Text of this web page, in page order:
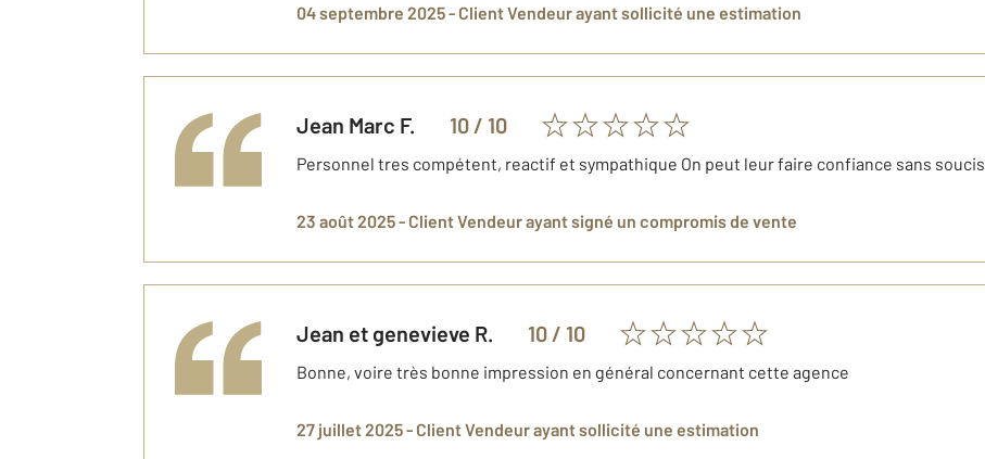
04 septembre 2025 - Client Vendeurayant sollicité une estimation
Jean Marc F. 10 / 10
Personnel tres compétent, reactif et sympathique On peut leur faire confiance sans soucis
23 août 2025 - Client Vendeurayant signé un compromis de vente
Jean et genevieve R. 10 / 10
Bonne, voire très bonne impression en général concernant cette agence
27 juillet 2025 - Client Vendeurayant sollicité une estimation